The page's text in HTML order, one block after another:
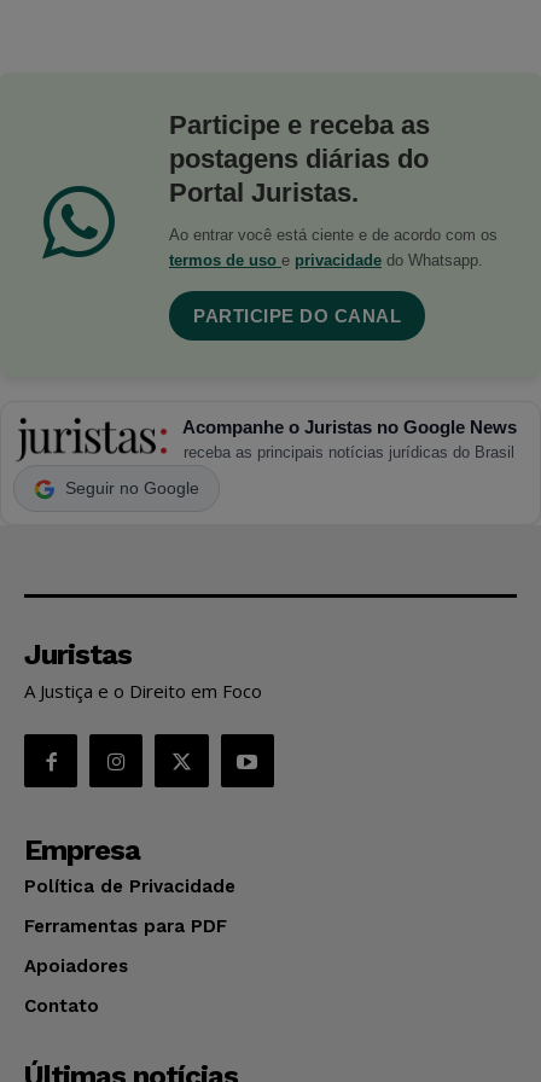
Participe e receba as
postagens diárias do
Portal Juristas.
Ao entrar você está ciente e de acordo com os
termos de uso e privacidade do Whatsapp.
PARTICIPE DO CANAL
Acompanhe o Juristas no Google News
receba as principais notícias jurídicas do Brasil
Seguir no Google
Juristas
A Justiça e o Direito em Foco
Empresa
Política de Privacidade
Ferramentas para PDF
Apoiadores
Contato